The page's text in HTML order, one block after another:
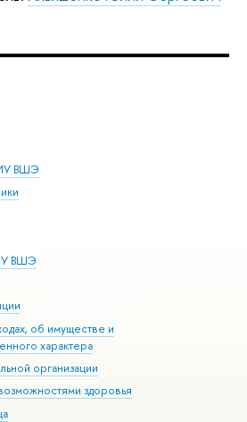
ВШЭ
ВШЭ
об имуществе и
характера
организации
здоровья